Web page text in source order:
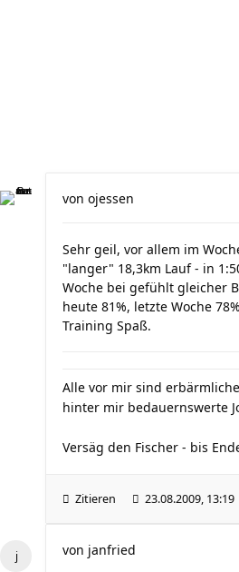
von ojessen
Sehr geil, vor allem im
"langer" 18,3km Lauf - in
Woche bei gefühlt gleicher
heute 81%, letzte Woche
Training Spaß.
Alle vor mir sind
hinter mir bedauernswerte
Versäg den Fischer - bis
Zitieren 23.08.2009, 13:19
von janfried